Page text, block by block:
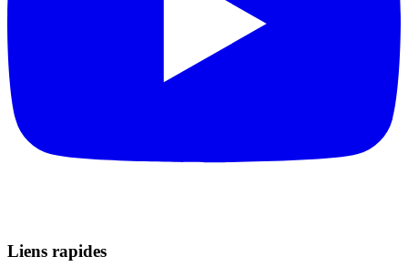
Liens rapides